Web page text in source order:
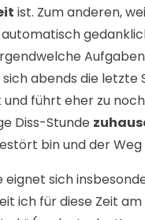
ist. Zum anderen,
abends die
führt eher zu
Diss-Stunde
bin und der
eignet sich
ich für diese Zeit